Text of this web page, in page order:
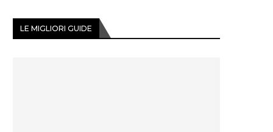
LE MIGLIORI GUIDE